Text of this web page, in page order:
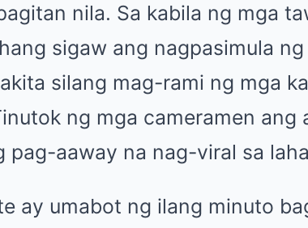
nila. Sa kabila ng mga
sigaw ang nagpasimula
silang mag-rami ng mga
ng mga cameramen ang
pag-aaway na nag-viral sa
ay umabot ng ilang minuto